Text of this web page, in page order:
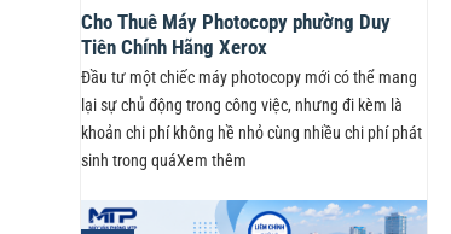
Cho Thuê Máy Photocopy phường Duy
Tiên Chính Hãng Xerox
Đầu tư một chiếc máy photocopy mới có thể mang
lại sự chủ động trong công việc, nhưng đi kèm là
khoản chi phí không hề nhỏ cùng nhiều chi phí phát
sinh trong quáXem thêm